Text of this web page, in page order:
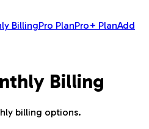
BillingPro PlanPro+ PlanAdd
Billing
billing options.